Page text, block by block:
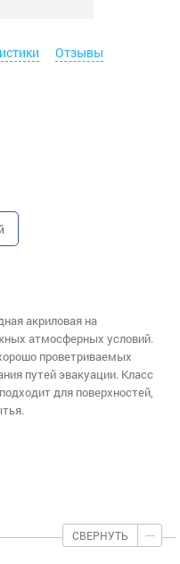
Отзывы
акриловая на
атмосферных условий.
проветриваемых
путей эвакуации. Класс
для поверхностей,
СВЕРНУТЬ